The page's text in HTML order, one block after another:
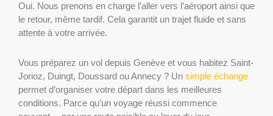
Oui. Nous prenons en charge l’aller vers l’aéroport ainsi que
le retour, même tardif. Cela garantit un trajet fluide et sans
attente à votre arrivée.
Vous préparez un vol depuis Genève et vous habitez Saint-
Jorioz, Duingt, Doussard ou Annecy ? Un simple échange
permet d’organiser votre départ dans les meilleures
conditions. Parce qu’un voyage réussi commence